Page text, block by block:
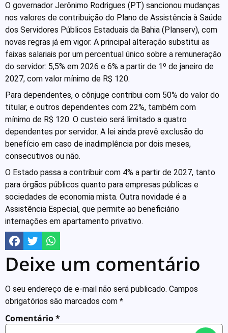
O governador Jerônimo Rodrigues (PT) sancionou mudanças
nos valores de contribuição do Plano de Assistência à Saúde
dos Servidores Públicos Estaduais da Bahia (Planserv), com
novas regras já em vigor. A principal alteração substitui as
faixas salariais por um percentual único sobre a remuneração
do servidor: 5,5% em 2026 e 6% a partir de 1º de janeiro de
2027, com valor mínimo de R$ 120.
Para dependentes, o cônjuge contribui com 50% do valor do
titular, e outros dependentes com 22%, também com
mínimo de R$ 120. O custeio será limitado a quatro
dependentes por servidor. A lei ainda prevê exclusão do
benefício em caso de inadimplência por dois meses,
consecutivos ou não.
O Estado passa a contribuir com 4% a partir de 2027, tanto
para órgãos públicos quanto para empresas públicas e
sociedades de economia mista. Outra novidade é a
Assistência Especial, que permite ao beneficiário
internações em apartamento privativo.
Deixe um comentário
O seu endereço de e-mail não será publicado. Campos
obrigatórios são marcados com *
Comentário*